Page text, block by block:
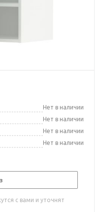
Нет в наличии
Нет в наличии
Нет в наличии
Нет в наличии
с вами и уточнят